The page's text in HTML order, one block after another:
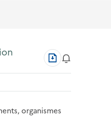
Télécharger
au
format
organismes